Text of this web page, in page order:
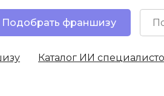
Подобрать франшизу
Каталог ИИ